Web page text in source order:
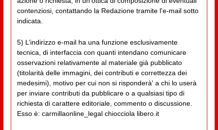
contenziosi, contattando la Redazione tramite l'e-mail sotto
indicata.
5) L’indirizzo e-mail ha una funzione esclusivamente
tecnica, di interfaccia con quanti intendano comunicare
osservazioni relativamente al materiale già pubblicato
(titolarità delle immagini, dei contributi e correttezza dei
medesimi), motivo per cui non si risponderà' a chi lo userà
per inviare contributi da pubblicare o a qualsiasi tipo di
richiesta di carattere editoriale, commento o discussione.
Esso è: carmillaonline_legal chiocciola libero.it